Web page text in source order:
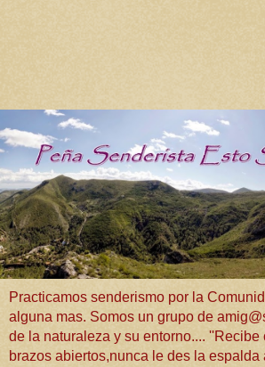
Practicamos senderismo por la
alguna mas. Somos un grupo de
de la naturaleza y su entorno....
brazos abiertos,nunca le des la